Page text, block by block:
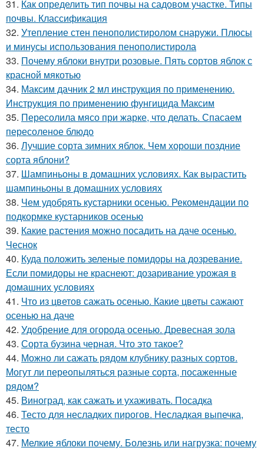
31. Как определить тип почвы на садовом участке. Типы
почвы. Классификация
32. Утепление стен пенополистиролом снаружи. Плюсы
и минусы использования пенополистирола
33. Почему яблоки внутри розовые. Пять сортов яблок с
красной мякотью
34. Максим дачник 2 мл инструкция по применению.
Инструкция по применению фунгицида Максим
35. Пересолила мясо при жарке, что делать. Спасаем
пересоленое блюдо
36. Лучшие сорта зимних яблок. Чем хороши поздние
сорта яблони?
37. Шампиньоны в домашних условиях. Как вырастить
шампиньоны в домашних условиях
38. Чем удобрять кустарники осенью. Рекомендации по
подкормке кустарников осенью
39. Какие растения можно посадить на даче осенью.
Чеснок
40. Куда положить зеленые помидоры на дозревание.
Если помидоры не краснеют: дозаривание урожая в
домашних условиях
41. Что из цветов сажать осенью. Какие цветы сажают
осенью на даче
42. Удобрение для огорода осенью. Древесная зола
43. Сорта бузина черная. Что это такое?
44. Можно ли сажать рядом клубнику разных сортов.
Могут ли переопыляться разные сорта, посаженные
рядом?
45. Виноград, как сажать и ухаживать. Посадка
46. Тесто для несладких пирогов. Несладкая выпечка,
тесто
47. Мелкие яблоки почему. Болезнь или нагрузка: почему